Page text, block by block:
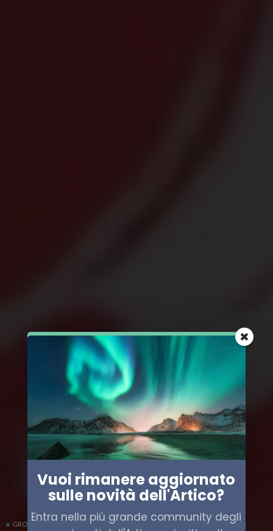
GROENLANDIA INTERVISTE
Vuoi rimanere aggiornato
sulle novità dell'Artico?
Entra nella più grande community degli